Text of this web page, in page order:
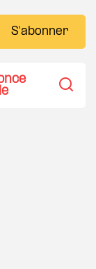
S'abonner